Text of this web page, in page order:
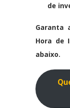
de
Garanta
Hora de
abaixo.